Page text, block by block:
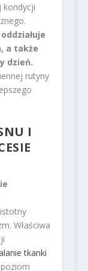
kondycji
a także
dzień.
rutyny
I
Właściwa
tkanki